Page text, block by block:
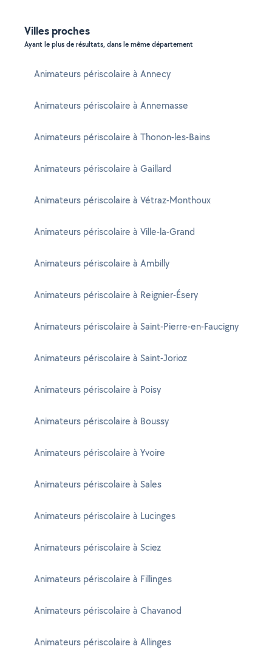
Villes proches
Ayant le plus de résultats, dans le même département
Animateurs périscolaire à Annecy
Animateurs périscolaire à Annemasse
Animateurs périscolaire à Thonon-les-Bains
Animateurs périscolaire à Gaillard
Animateurs périscolaire à Vétraz-Monthoux
Animateurs périscolaire à Ville-la-Grand
Animateurs périscolaire à Ambilly
Animateurs périscolaire à Reignier-Ésery
Animateurs périscolaire à Saint-Pierre-en-Faucigny
Animateurs périscolaire à Saint-Jorioz
Animateurs périscolaire à Poisy
Animateurs périscolaire à Boussy
Animateurs périscolaire à Yvoire
Animateurs périscolaire à Sales
Animateurs périscolaire à Lucinges
Animateurs périscolaire à Sciez
Animateurs périscolaire à Fillinges
Animateurs périscolaire à Chavanod
Animateurs périscolaire à Allinges